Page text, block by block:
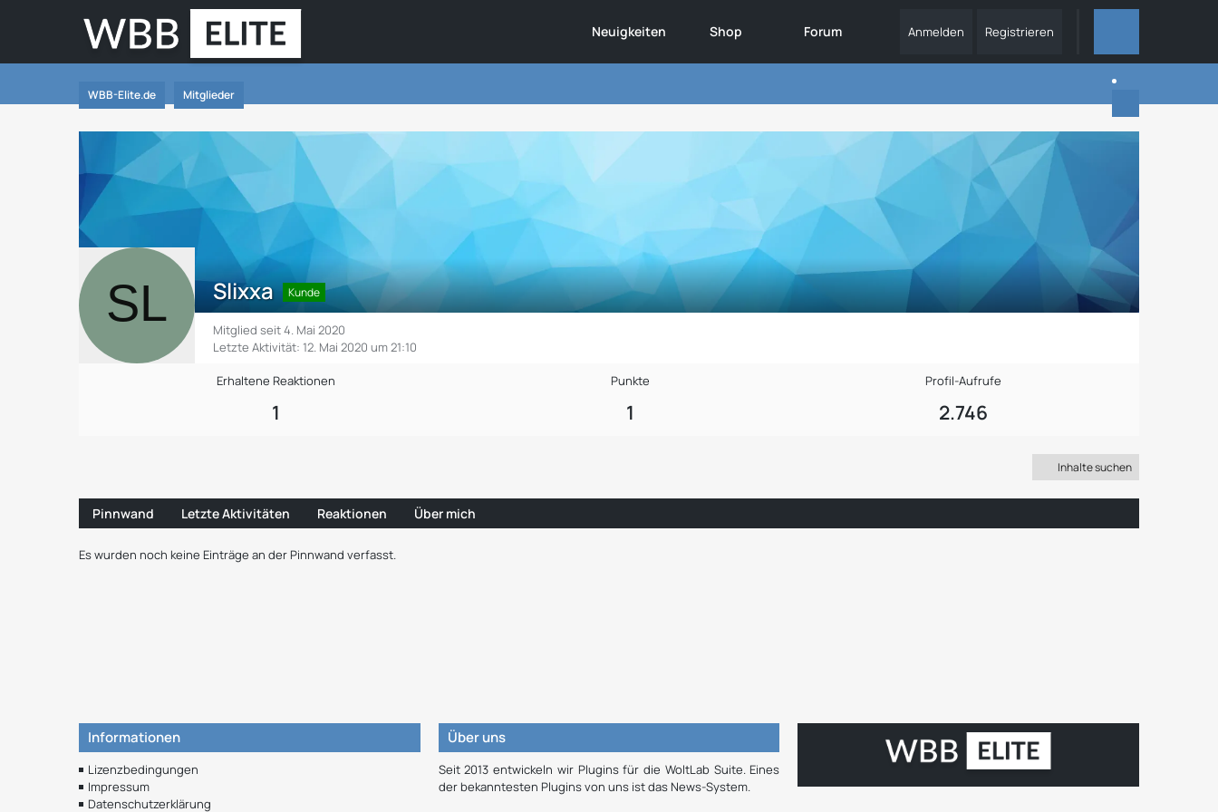
Neuigkeiten Shop Forum Anmelden Registrieren
WBB-Elite.de Mitglieder
Slixxa Kunde
Mitglied seit 4. Mai 2020
Letzte Aktivität: 12. Mai 2020 um 21:10
Erhaltene Reaktionen
1
Punkte
1
Profil-Aufrufe
2.746
Inhalte suchen
Pinnwand Letzte Aktivitäten Reaktionen Über mich
Es wurden noch keine Einträge an der Pinnwand verfasst.
Informationen
Lizenzbedingungen
Impressum
Datenschutzerklärung
Über uns
Seit 2013 entwickeln wir Plugins für die WoltLab Suite. Eines
der bekanntesten Plugins von uns ist das News-System.